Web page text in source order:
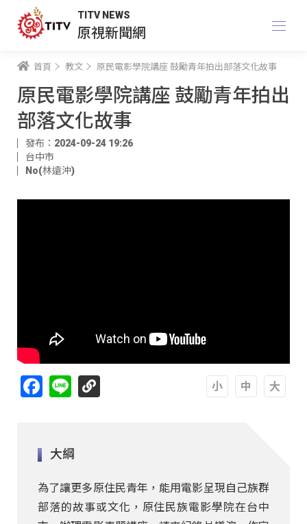
TITV NEWS
原視新聞網
首頁 教文 原民電影學院講座 鼓勵青年拍出部落文化故事
原民電影學院講座 鼓勵青年拍出
部落文化故事
發布：2024-09-24 19:26
台中市
No(林遠沖)
Facebook
Line
大綱
為了讓更多原住民青年，能用電影呈現自己族群
部落的故事或文化，原住民族電影學院在台中